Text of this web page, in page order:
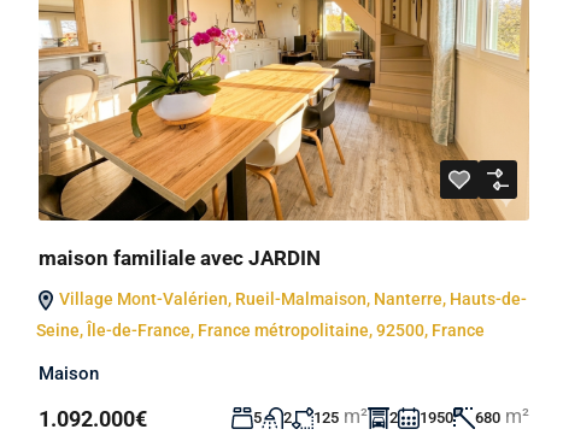
maison familiale avec JARDIN
Village Mont-Valérien, Rueil-Malmaison, Nanterre, Hauts-de-
Seine, Île-de-France, France métropolitaine, 92500, France
Maison
1.092.000€ 5 2 125 m² 2 1950 680 m²